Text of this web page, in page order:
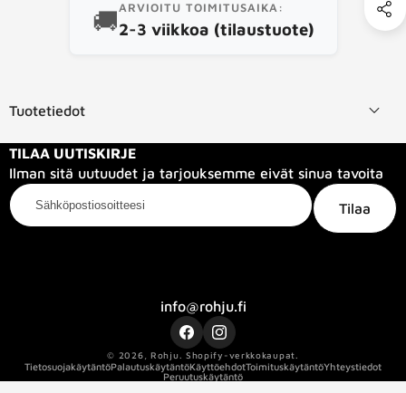
🚚ARVIOITU TOIMITUSAIKA:
2-3 viikkoa (tilaustuote)
Tuotetiedot
TILAA UUTISKIRJE
Ilman sitä uutuudet ja tarjouksemme eivät sinua tavoita
Sähköpostiosoitteesi
Tilaa
info@rohju.fi
FacebookInstagram
© 2026, Rohju Shopify-verkkokaupat.
TietosuojakäytäntöPalautuskäytäntöKäyttöehdotToimituskäytäntöYhteystiedot
Peruutuskäytäntö